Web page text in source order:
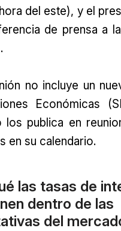
del este), y el
de prensa a
no incluye un
Económicas
los publica en
en su calendario.
las tasas de
dentro de las
del